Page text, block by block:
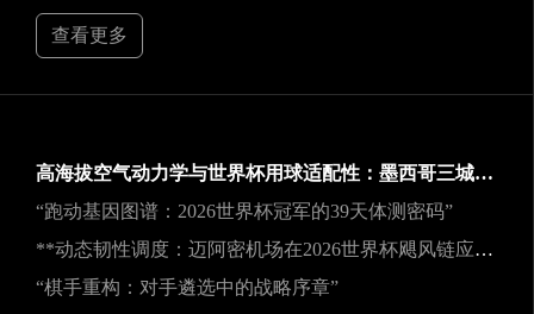
查看更多
高海拔空气动力学与世界杯用球适配性：墨西哥三城实地验证研究
“跑动基因图谱：2026世界杯冠军的39天体测密码”
**动态韧性调度：迈阿密机场在2026世界杯飓风链应急中的中枢重构**
“棋手重构：对手遴选中的战略序章”